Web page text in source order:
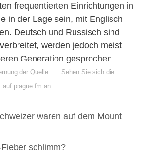
frequentierten Einrichtungen in
in der Lage sein, mit Englisch
Deutsch und Russisch sind
werden jedoch meist
Generation gesprochen.
der Quelle | Sehen Sie sich die
auf prague.fm an
waren auf dem Mount
schlimm?